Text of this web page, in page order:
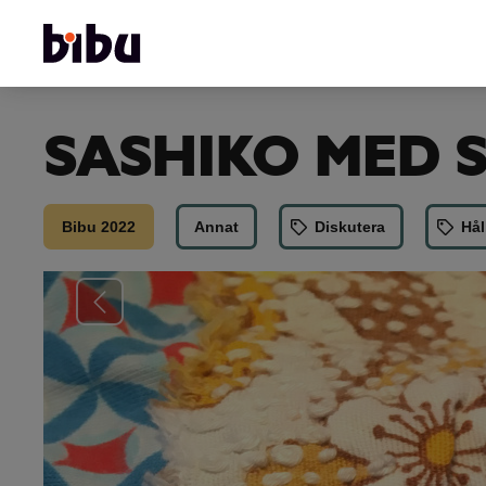
SASHIKO MED
Bibu 2022 Annat Diskutera